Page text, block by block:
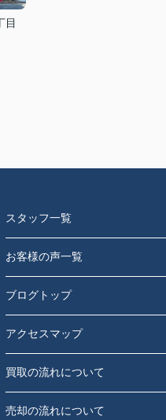
目
スタッフ一覧
お客様の声一覧
ブログトップ
アクセスマップ
買取の流れについて
売却の流れについて